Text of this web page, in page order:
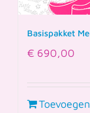
Basispakket
€ 690,00